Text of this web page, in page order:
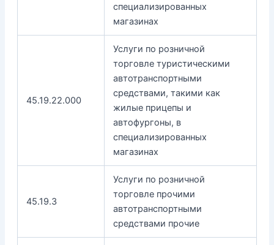
специализированных
магазинах
45.19.22.000
Услуги по розничной
торговле туристическими
автотранспортными
средствами, такими как
жилые прицепы и
автофургоны, в
специализированных
магазинах
45.19.3
Услуги по розничной
торговле прочими
автотранспортными
средствами прочие